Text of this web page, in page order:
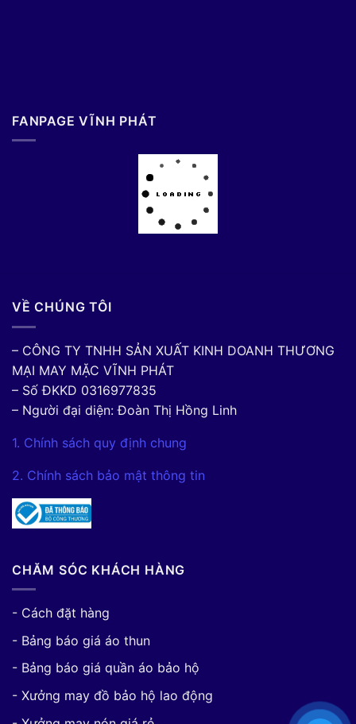
FANPAGE VĨNH PHÁT
VỀ CHÚNG TÔI
– CÔNG TY TNHH SẢN XUẤT KINH DOANH THƯƠNG
MẠI MAY MẶC VĨNH PHÁT
– Số ĐKKD 0316977835
– Người đại diện: Đoàn Thị Hồng Linh
1. Chính sách quy định chung
2. Chính sách bảo mật thông tin
CHĂM SÓC KHÁCH HÀNG
- Cách đặt hàng
- Bảng báo giá áo thun
- Bảng báo giá quần áo bảo hộ
- Xưởng may đồ bảo hộ lao động